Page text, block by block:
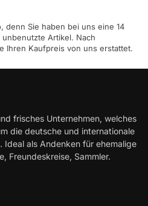
denn Sie haben bei uns eine 14
Artikel. Nach
Ihren Kaufpreis von uns erstattet.
frisches Unternehmen, welches
die deutsche und internationale
Ideal als Andenken für ehemalige
Freundeskreise, Sammler.